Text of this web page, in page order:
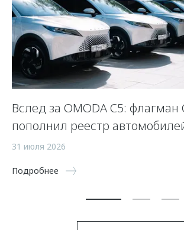
Вслед за OMODA C5: флагман
пополнил реестр
31 июля 2026
Подробнее